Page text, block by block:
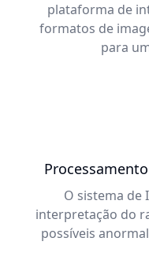
plataforma de
formatos de
para
O sistema de
interpretação do
possíveis